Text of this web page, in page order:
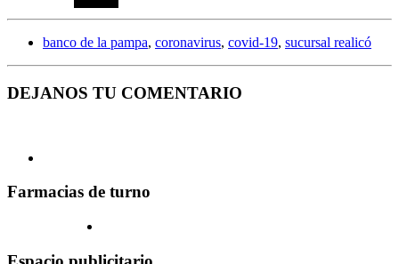
banco de la pampa, coronavirus, covid-19, sucursal realicó
DEJANOS TU COMENTARIO
Farmacias de turno